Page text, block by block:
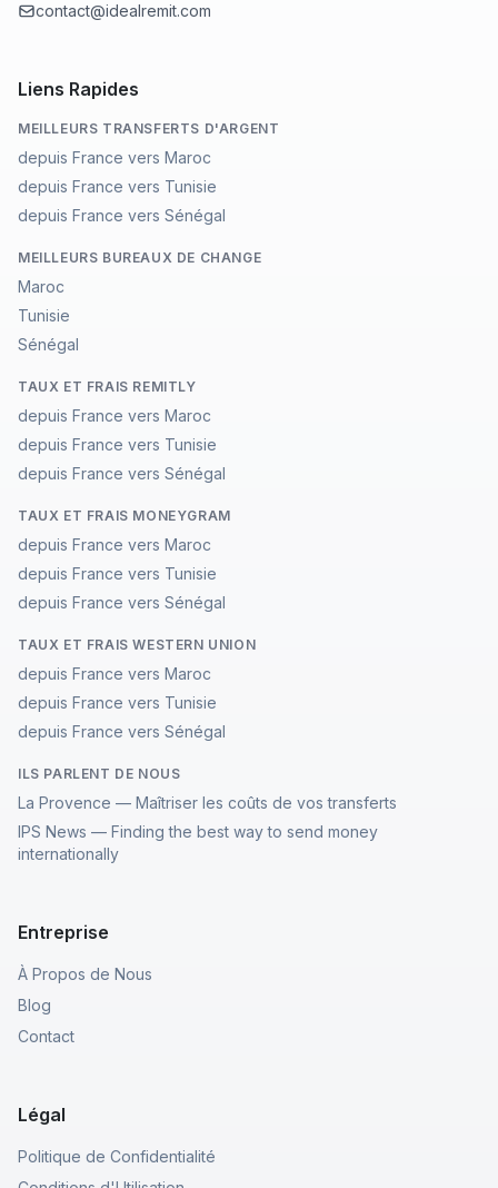
contact@idealremit.com
Liens Rapides
MEILLEURS TRANSFERTS D'ARGENT
depuis France vers Maroc
depuis France vers Tunisie
depuis France vers Sénégal
MEILLEURS BUREAUX DE CHANGE
Maroc
Tunisie
Sénégal
TAUX ET FRAIS REMITLY
depuis France vers Maroc
depuis France vers Tunisie
depuis France vers Sénégal
TAUX ET FRAIS MONEYGRAM
depuis France vers Maroc
depuis France vers Tunisie
depuis France vers Sénégal
TAUX ET FRAIS WESTERN UNION
depuis France vers Maroc
depuis France vers Tunisie
depuis France vers Sénégal
ILS PARLENT DE NOUS
La Provence — Maîtriser les coûts de vos transferts
IPS News — Finding the best way to send money
internationally
Entreprise
À Propos de Nous
Blog
Contact
Légal
Politique de Confidentialité